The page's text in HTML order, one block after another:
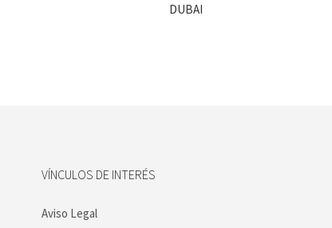
DUBAI
VÍNCULOS DE INTERÉS
Aviso Legal